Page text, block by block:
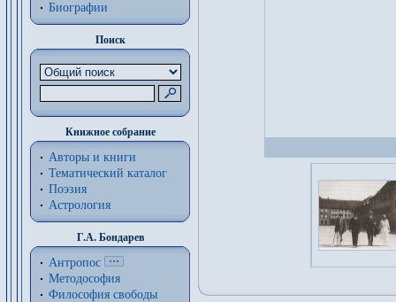
Биографии
Поиск
Книжное собрание
Авторы и книги
Тематический каталог
Поэзия
Астрология
Г.А. Бондарев
Антропос
Методософия
Философия cвободы